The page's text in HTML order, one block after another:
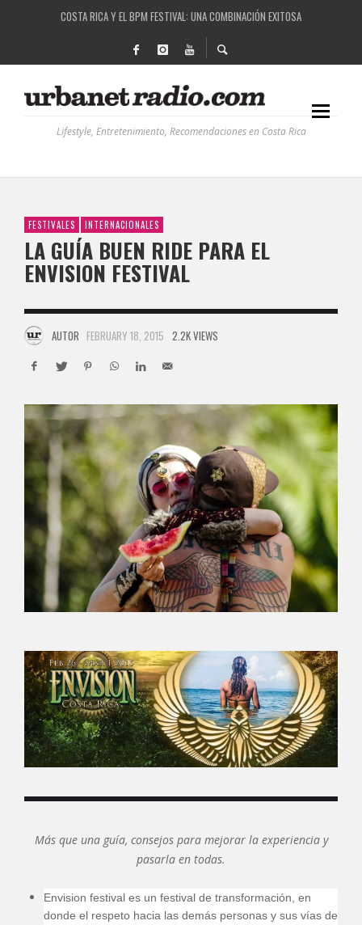
COSTA RICA Y EL BPM FESTIVAL: UNA COMBINACIÓN EXITOSA
RUTAS NATURBANAS: EL PROYECTO QUE ESTÁ TRANSFORMANDO LA CALIDAD DE
LA HISTORIA DETRÁS DE LA MÚSICA ELECTRÓNICA: BBC RADIOPHONIC WORKSHOP
Lifestyle, Entretenimiento, Recomendaciones en Costa Rica
FESTIVALES INTERNACIONALES
LA GUÍA BUEN RIDE PARA EL
ENVISION FESTIVAL
AUTOR FEBRUARY 18, 2015 2.2K VIEWS
Más que una guía, consejos para mejorar la experiencia y
pasarla en todas.
Envision festival es un festival de transformación, en
donde el respeto hacia las demás personas y sus vías de